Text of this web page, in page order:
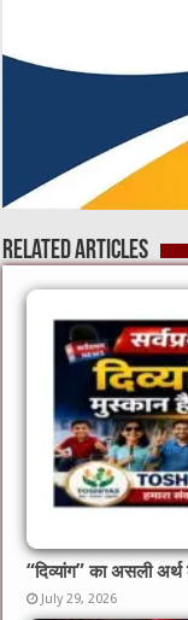
Related Articles
“दिव्यांग” का असली
July 29, 2026